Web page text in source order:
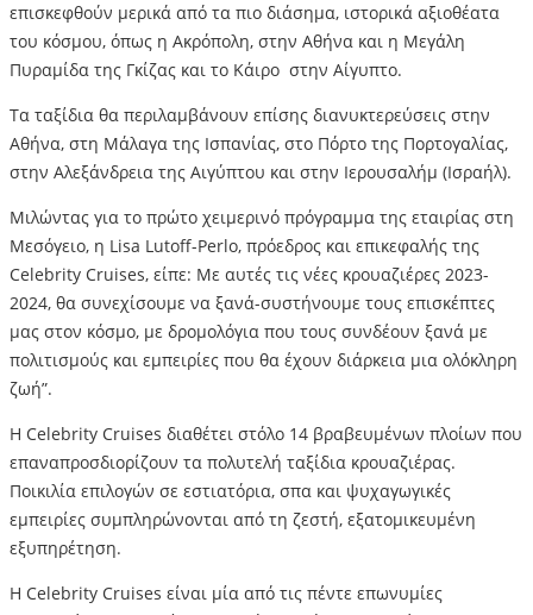
επισκεφθούν μερικά από τα πιο διάσημα, ιστορικά αξιοθέατα
του κόσμου, όπως η Ακρόπολη, στην Αθήνα και η Μεγάλη
Πυραμίδα της Γκίζας και το Κάιρο στην Αίγυπτο.
Τα ταξίδια θα περιλαμβάνουν επίσης διανυκτερεύσεις στην
Αθήνα, στη Μάλαγα της Ισπανίας, στο Πόρτο της Πορτογαλίας,
στην Αλεξάνδρεια της Αιγύπτου και στην Ιερουσαλήμ (Ισραήλ).
Μιλώντας για το πρώτο χειμερινό πρόγραμμα της εταιρίας στη
Μεσόγειο, η Lisa Lutoff-Perlo, πρόεδρος και επικεφαλής της
Celebrity Cruises, είπε: Με αυτές τις νέες κρουαζιέρες 2023-
2024, θα συνεχίσουμε να ξανά-συστήνουμε τους επισκέπτες
μας στον κόσμο, με δρομολόγια που τους συνδέουν ξανά με
πολιτισμούς και εμπειρίες που θα έχουν διάρκεια μια ολόκληρη
ζωή”.
Η Celebrity Cruises διαθέτει στόλο 14 βραβευμένων πλοίων που
επαναπροσδιορίζουν τα πολυτελή ταξίδια κρουαζιέρας.
Ποικιλία επιλογών σε εστιατόρια, σπα και ψυχαγωγικές
εμπειρίες συμπληρώνονται από τη ζεστή, εξατομικευμένη
εξυπηρέτηση.
Η Celebrity Cruises είναι μία από τις πέντε επωνυμίες